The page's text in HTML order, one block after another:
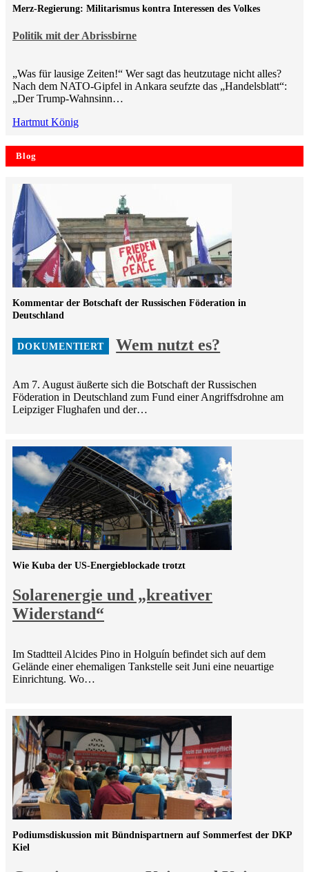
Politik mit der Abrissbirne
Merz-Regierung: Militarismus kontra Inte­ressen des Volkes
„Was für lausige Zeiten!“ Wer sagt das heutzutage nicht alles?
Nach dem NATO-Gipfel in Ankara seufzte das „Handelsblatt“:
„Der Trump-Wahnsinn…
Hartmut König
Blog
Wem nutzt es?
Kommentar der Botschaft der Russischen Föderation in
Deutschland
Am 7. August äußerte sich die Botschaft der Russischen
Föderation in Deutschland zum Fund einer Angriffsdrohne am
Leipziger Flughafen und der…
Solarenergie und „kreativer
Widerstand“
Wie Kuba der US-Energieblockade trotzt
Im Stadtteil Alcides Pino in Holguín befindet sich auf dem
Gelände einer ehemaligen Tankstelle seit Juni eine neuartige
Einrichtung. Wo…
Podiumsdiskussion mit Bündnispartnern auf Sommerfest der DKP
Kiel